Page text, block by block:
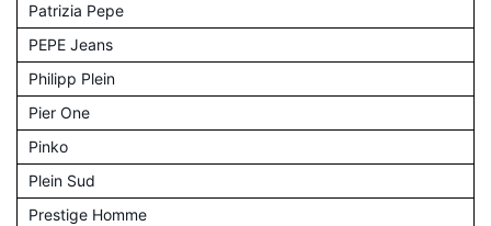
Patrizia Pepe
PEPE Jeans
Philipp Plein
Pier One
Pinko
Plein Sud
Prestige Homme